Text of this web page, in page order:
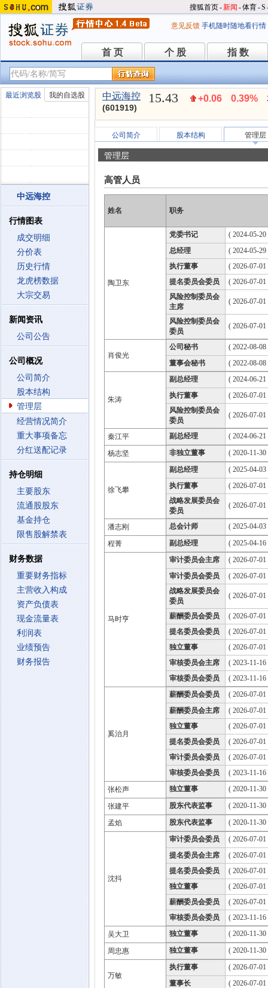
搜狐首页-新闻 -体育-S
意见反馈 手机随时随地看行情
首 页
首 页 个 股
个 股 指 数
指 数
最近浏览股 我的自选股
中远海控
行情图表
成交明细
分价表
历史行情
龙虎榜数据
大宗交易
新闻资讯
公司公告
公司概况
公司简介
股本结构
管理层
经营情况简介
重大事项备忘
分红送配记录
持仓明细
主要股东
流通股股东
基金持仓
限售股解禁表
财务数据
重要财务指标
主营收入构成
资产负债表
现金流量表
利润表
业绩预告
财务报告
中远海控
(601919)
15.43 +0.06 0.39%
公司简介 股本结构 管理层
管理层
高管人员
姓名 职务
陶卫东
党委书记
( 2024-05-
总经理
( 2024-05-
执行董事
( 2026-07-
提名委员会委员
( 2026-07-
风险控制委员会
主席
( 2026-07-
风险控制委员会
委员
( 2026-07-
肖俊光
公司秘书
( 2022-08-
董事会秘书
( 2022-08-
朱涛
副总经理
( 2024-06-
执行董事
( 2026-07-
风险控制委员会
委员
( 2026-07-
秦江平 副总经理 ( 2024-06-
杨志坚 非独立董事 ( 2020-11-
徐飞攀
副总经理
( 2025-04-
执行董事
( 2026-07-
战略发展委员会
委员
( 2026-07-
潘志刚 总会计师 ( 2025-04-
程菁 副总经理 ( 2025-04-
马时亨
审计委员会主席
( 2026-07-
审计委员会委员
( 2026-07-
战略发展委员会
委员
( 2026-07-
薪酬委员会委员
( 2026-07-
提名委员会委员
( 2026-07-
独立董事
( 2026-07-
审核委员会主席
( 2023-11-
审核委员会委员
( 2023-11-
奚治月
薪酬委员会委员
( 2026-07-
薪酬委员会主席
( 2026-07-
独立董事
( 2026-07-
提名委员会委员
( 2026-07-
审计委员会委员
( 2026-07-
审核委员会委员
( 2023-11-
张松声
独立董事 ( 2020-11-
张建平 股东代表监事 ( 2020-11-
孟焰 股东代表监事 ( 2020-11-
沈抖
审计委员会委员
( 2026-07-
提名委员会主席
( 2026-07-
提名委员会委员
( 2026-07-
独立董事
( 2026-07-
薪酬委员会委员
( 2026-07-
审核委员会委员
( 2023-11-
吴大卫
独立董事 ( 2020-11-
周忠惠 独立董事 ( 2020-11-
万敏
执行董事
( 2026-07-
董事长
( 2026-07-